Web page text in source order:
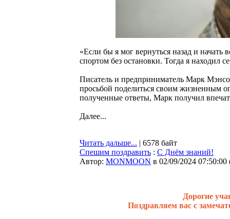
«Если бы я мог вернуться назад и начать
спортом без остановки. Тогда я находил
Писатель и предприниматель Марк
просьбой поделиться своим жизненным
полученные ответы, Марк получил
Далее...
Читать дальше... | 6578 байт
Спешим поздравить : С Днём знаний!
Автор: MONMOON в 02/09/2024 07:50:00
Дорогие
Поздравляем вас с